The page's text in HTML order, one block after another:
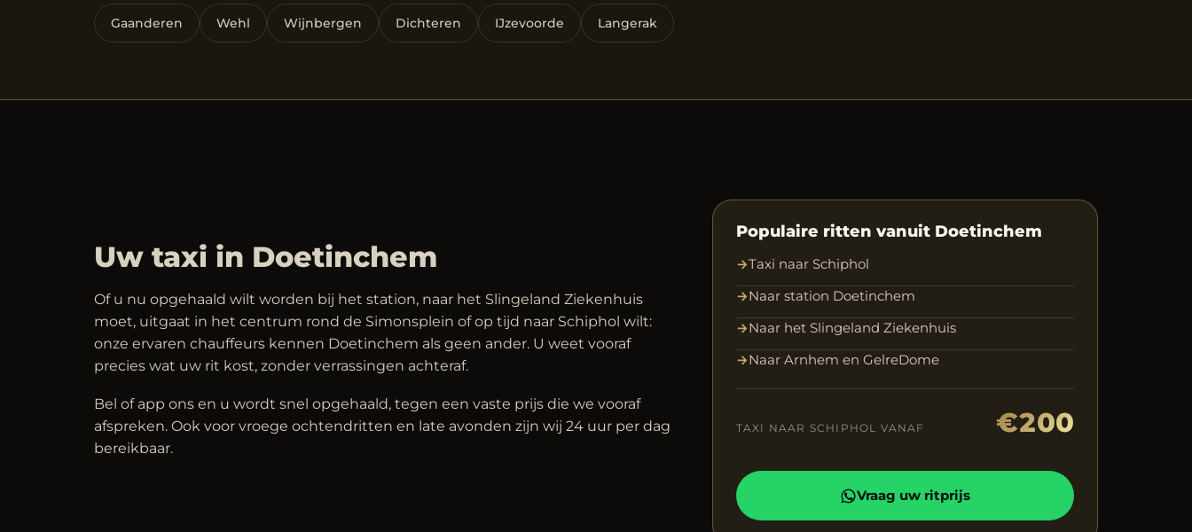
Gaanderen Wehl Wijnbergen Dichteren IJzevoorde Langerak
Uw taxi in Doetinchem
Of u nu opgehaald wilt worden bij het station, naar het Slingeland Ziekenhuis
moet, uitgaat in het centrum rond de Simonsplein of op tijd naar Schiphol wilt:
onze ervaren chauffeurs kennen Doetinchem als geen ander. U weet vooraf
precies wat uw rit kost, zonder verrassingen achteraf.
Bel of app ons en u wordt snel opgehaald, tegen een vaste prijs die we vooraf
afspreken. Ook voor vroege ochtendritten en late avonden zijn wij 24 uur per dag
bereikbaar.
Populaire ritten vanuit Doetinchem
→Taxi naar Schiphol
→Naar station Doetinchem
→Naar het Slingeland Ziekenhuis
→Naar Arnhem en GelreDome
TAXI NAAR SCHIPHOL VANAF €200
Vraag uw ritprijs